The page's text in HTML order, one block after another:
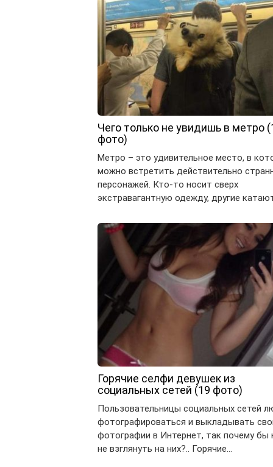
Чего только не увидишь в метро
фото)
Метро – это удивительное место, в
можно встретить действительно
персонажей. Кто-то носит сверх
экстравагантную одежду, другие
Горячие селфи девушек из
социальных сетей (19 фото)
Пользовательницы социальных сетей
фотографироваться и выкладывать
фотографии в Интернет, так почему бы
не взглянуть на них?.. Горячие…